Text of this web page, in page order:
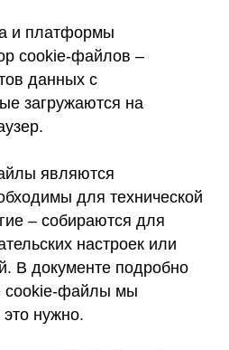
и платформы
cookie-файлов –
данных с
загружаются на
являются
для технической
– собираются для
настроек или
В документе подробно
cookie-файлы мы
нужно.